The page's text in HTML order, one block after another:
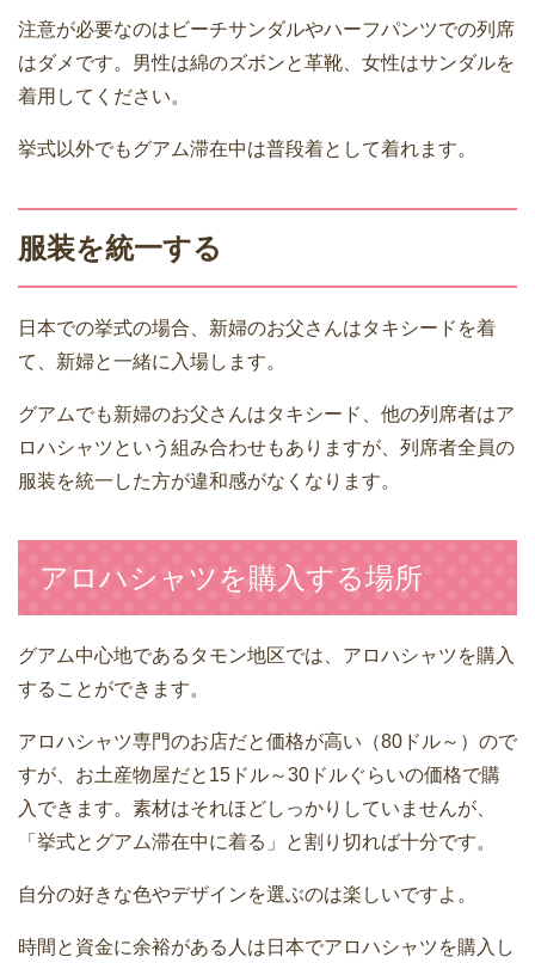
注意が必要なのはビーチサンダルやハーフパンツでの列席
はダメです。男性は綿のズボンと革靴、女性はサンダルを
着用してください。
挙式以外でもグアム滞在中は普段着として着れます。
服装を統一する
日本での挙式の場合、新婦のお父さんはタキシードを着
て、新婦と一緒に入場します。
グアムでも新婦のお父さんはタキシード、他の列席者はア
ロハシャツという組み合わせもありますが、列席者全員の
服装を統一した方が違和感がなくなります。
アロハシャツを購入する場所
グアム中心地であるタモン地区では、アロハシャツを購入
することができます。
アロハシャツ専門のお店だと価格が高い（80ドル～）ので
すが、お土産物屋だと15ドル～30ドルぐらいの価格で購
入できます。素材はそれほどしっかりしていませんが、
「挙式とグアム滞在中に着る」と割り切れば十分です。
自分の好きな色やデザインを選ぶのは楽しいですよ。
時間と資金に余裕がある人は日本でアロハシャツを購入し